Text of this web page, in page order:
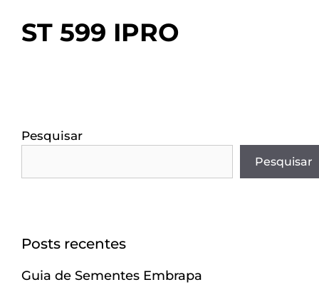
ST 599 IPRO
Pesquisar
Pesquisar
Posts recentes
Guia de Sementes Embrapa